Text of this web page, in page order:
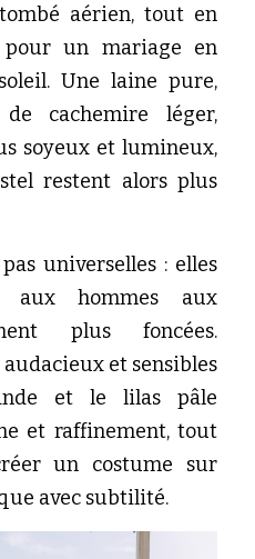
aérien, tout en
pour un mariage en
Une laine pure,
cachemire léger,
soyeux et lumineux,
restent alors plus
universelles : elles
aux hommes aux
plus foncées.
et sensibles
et le lilas pâle
et raffinement, tout
un costume sur
avec subtilité.